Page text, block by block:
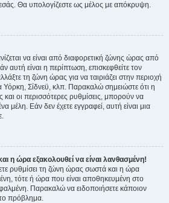
εσάς. Θα υπολογίζεστε ως μέλος με απόκρυψη.
να είναι από διαφορετική ζώνης ώρας από
αυτή είναι η περίπτωση, επισκεφθείτε τον
τη ζώνη ώρας για να ταιριάζει στην περιοχή
Υόρκη, Σίδνεϋ, κλπ. Παρακαλώ σημειώστε ότι η
οι περισσότερες ρυθμίσεις, μπορούν να
μέλη. Εάν δεν έχετε εγγραφεί, αυτή είναι μια
η ώρα εξακολουθεί να είναι λανθασμένη!
ρυθμίσει τη ζώνη ώρας σωστά και η ώρα
τότε ή ώρα που είναι αποθηκευμένη στο
Παρακαλώ να ειδοποιήσετε κάποιον
το πρόβλημα.